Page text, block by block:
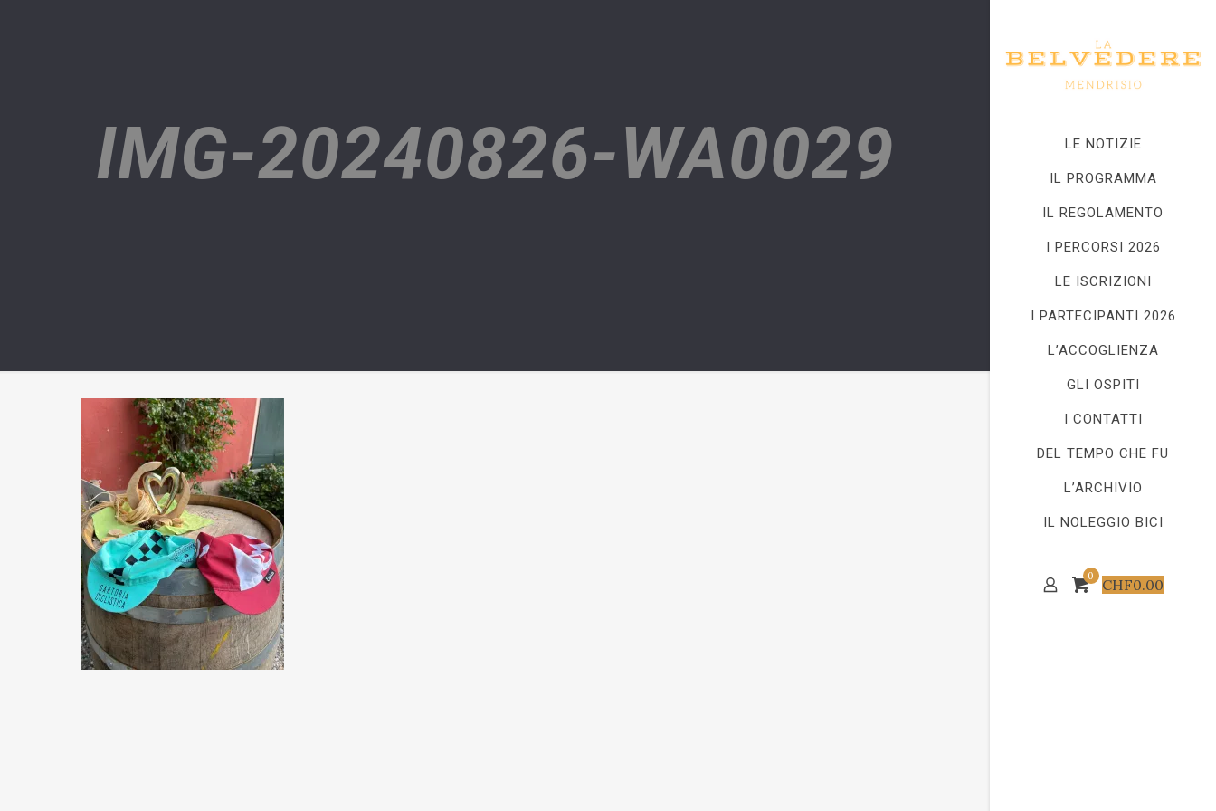
LE NOTIZIE
IL PROGRAMMA
IL REGOLAMENTO
I PERCORSI 2026
LE ISCRIZIONI
I PARTECIPANTI 2026
L’ACCOGLIENZA
GLI OSPITI
I CONTATTI
DEL TEMPO CHE FU
L’ARCHIVIO
IL NOLEGGIO BICI
0 CHF0.00
IMG-20240826-WA0029